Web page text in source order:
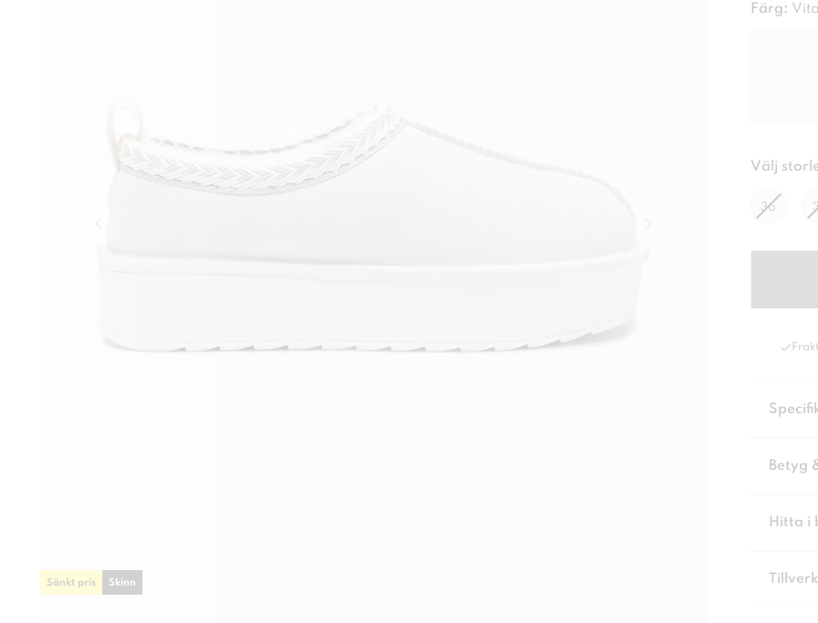
Sänkt pris Skinn
Färg:
Välj
36
Betyg
Hitta i